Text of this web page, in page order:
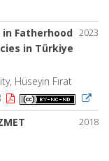
2023
Fatherhood
in Türkiye
Hüseyin Fırat
2018